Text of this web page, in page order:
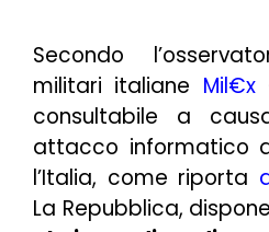
Secondo
militari italiane Mil€x
consultabile a
attacco informatico
l’Italia, come riporta
La Repubblica, dispone